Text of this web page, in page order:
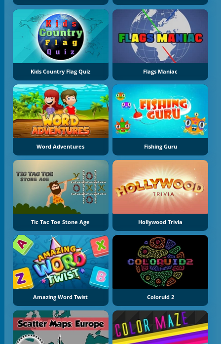
Kids Country Flag Quiz Flags Maniac
Word Adventures Fishing Guru
Tic Tac Toe Stone Age Hollywood Trivia
Amazing Word Twist Coloruid 2